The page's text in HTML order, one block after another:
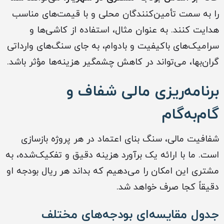
را به سمت تأمین‌کنندگان محلی و با قیمت‌های مناسب
هدایت کنند. به عنوان مثال، استفاده از کاشی‌ها و
سرامیک‌های باکیفیت و بادوام، به جای سنگ‌های وارداتی
گران‌بها، می‌تواند در کاهش چشمگیر هزینه‌ها مؤثر باشد.
برنامه‌ریزی مالی شفاف و
گام‌به‌گام
شفافیت مالی، سنگ بنای اعتماد در هر پروژه بازسازی
است. ما با ارائه یک برآورد هزینه دقیق و تفکیک‌شده، به
مشتری این امکان را می‌دهیم که بداند هر ریال بودجه او
دقیقاً کجا صرف خواهد شد.
جدول مقایسه‌ای بودجه‌های مختلف